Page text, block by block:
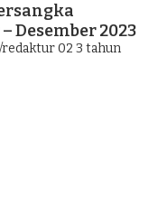
Desember 2023
02 3 tahun